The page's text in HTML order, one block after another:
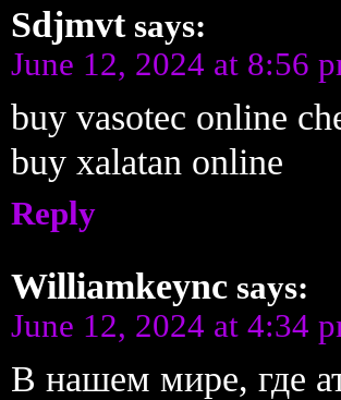
Sdjmvt says:
June 12, 2024 at 8:56
buy vasotec online
buy xalatan online
Reply
Williamkeync says:
June 12, 2024 at 4:34
В нашем мире, где